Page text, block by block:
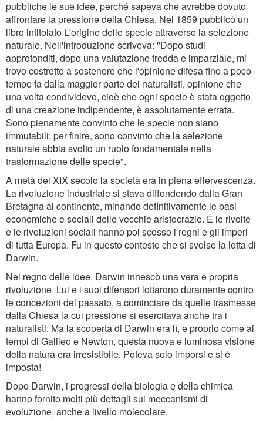
pubbliche le sue idee, perché sapeva che avrebbe dovuto
affrontare la pressione della Chiesa. Nel 1859 pubblicò un
libro intitolato L'origine delle specie attraverso la selezione
naturale. Nell'introduzione scriveva: "Dopo studi
approfonditi, dopo una valutazione fredda e imparziale, mi
trovo costretto a sostenere che l'opinione difesa fino a poco
tempo fa dalla maggior parte dei naturalisti, opinione che
una volta condividevo, cioè che ogni specie è stata oggetto
di una creazione indipendente, è assolutamente errata.
Sono pienamente convinto che le specie non siano
immutabili; per finire, sono convinto che la selezione
naturale abbia svolto un ruolo fondamentale nella
trasformazione delle specie".
A metà del XIX secolo la società era in piena effervescenza.
La rivoluzione industriale si stava diffondendo dalla Gran
Bretagna al continente, minando definitivamente le basi
economiche e sociali delle vecchie aristocrazie. E le rivolte
e le rivoluzioni sociali hanno poi scosso i regni e gli imperi
di tutta Europa. Fu in questo contesto che si svolse la lotta di
Darwin.
Nel regno delle idee, Darwin innescò una vera e propria
rivoluzione. Lui e i suoi difensori lottarono duramente contro
le concezioni del passato, a cominciare da quelle trasmesse
dalla Chiesa la cui pressione si esercitava anche tra i
naturalisti. Ma la scoperta di Darwin era lì, e proprio come ai
tempi di Galileo e Newton, questa nuova e luminosa visione
della natura era irresistibile. Poteva solo imporsi e si è
imposta!
Dopo Darwin, i progressi della biologia e della chimica
hanno fornito molti più dettagli sui meccanismi di
evoluzione, anche a livello molecolare.